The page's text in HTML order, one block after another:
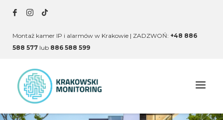
Montaż kamer IP i alarmów w Krakowie | ZADZWOŃ: +48 886
588 577 lub 886 588 599